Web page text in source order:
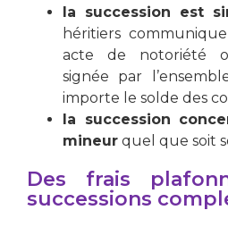
la succession est
héritiers
acte de notoriété
signée par
importe le solde des
la succession
mineur quel que soit
Des frais
successions